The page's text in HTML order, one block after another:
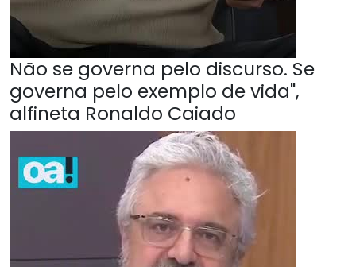
Não se governa pelo discurso. Se
governa pelo exemplo de vida",
alfineta Ronaldo Caiado